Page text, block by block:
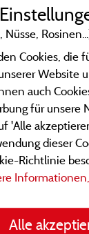
Gesetzliche
Nüsse,
Cookies, die
Website
auch
für unsere
'Alle
dieser
Richtlinie
Alle